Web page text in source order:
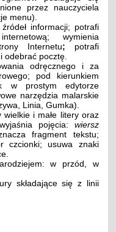
przez nauczyciela
menu).
informacji; potrafi
wymienia
Internetu; potrafi
odebrać pocztę.
odręcznego i za
pod kierunkiem
w prostym edytorze
narzędzia malarskie
Linia, Gumka).
i małe litery oraz
pojęcia: wiersz
fragment tekstu;
czcionki; usuwa znaki
w przód, w
składające się z linii